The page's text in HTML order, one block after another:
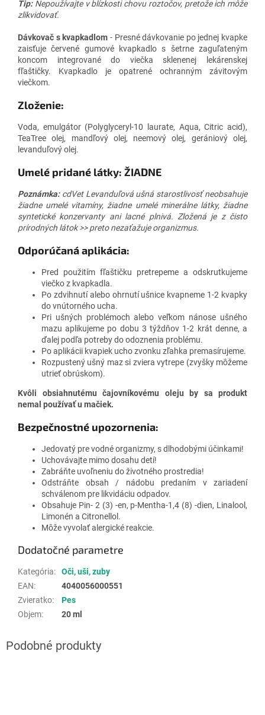
Tip:Nepoužívajte v blízkosti chovu roztočov, pretože ich môže
zlikvidovať.
Dávkovač s kvapkadlom - Presné dávkovanie po jednej kvapke
zaisťuje červené gumové kvapkadlo s šetrne zaguľateným
koncom integrované do viečka sklenenej lekárenskej
fľaštičky. Kvapkadlo je opatrené ochranným závitovým
viečkom.
Zloženie:
Voda, emulgátor (Polyglyceryl-10 laurate, Aqua, Citric acid),
TeaTree olej, mandľový olej, neemový olej, gerániový olej,
levanduľový olej.
Umelé pridané látky: ŽIADNE
Poznámka:cdVet Levanduľová ušná starostlivosť neobsahuje
žiadne umelé vitamíny, žiadne umelé minerálne látky, žiadne
syntetické konzervanty ani lacné plnivá. Zložená je z čisto
prírodných látok >> preto nezaťažuje organizmus.
Odporúčaná aplikácia:
Pred použitím fľaštičku pretrepeme a odskrutkujeme
viečko z kvapkadla.
Po zdvihnutí alebo ohrnutí ušnice kvapneme 1-2 kvapky
do vnútorného ucha.
Pri ušných problémoch alebo veľkom nánose ušného
mazu aplikujeme po dobu 3 týždňov 1-2 krát denne, a
ďalej podľa potreby do odoznenia problému.
Po aplikácii kvapiek ucho zvonku zľahka premasírujeme.
Rozpustený ušný maz si zviera vytrepe (zvyšky môžeme
utrieť obrúskom).
Kvôli obsiahnutému čajovníkovému oleju by sa produkt
nemal používať u mačiek.
Bezpečnostné upozornenia:
Jedovatý pre vodné organizmy, s dlhodobými účinkami!
Uchovávajte mimo dosahu detí!
Zabráňte uvoľneniu do životného prostredia!
Odstráňte obsah / nádobu predaním v zariadení
schválenom pre likvidáciu odpadov.
Obsahuje Pin- 2 (3) -en, p-Mentha-1,4 (8) -dien, Linalool,
Limonén a Citronellol.
Môže vyvolať alergické reakcie.
Dodatočné parametre
Kategória:
Oči, uši, zuby
EAN:
4040056000551
Zvieratko:
Pes
Objem: 20 ml